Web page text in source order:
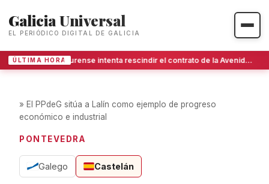
Galicia Universal
EL PERIÓDICO DIGITAL DE GALICIA
ÚLTIMA HORA Ourense intenta rescindir el contrato de la Avenida de Portugal tras años de bloqueo
» El PPdeG sitúa a Lalín como ejemplo de progreso
económico e industrial
PONTEVEDRA
Galego Castelán